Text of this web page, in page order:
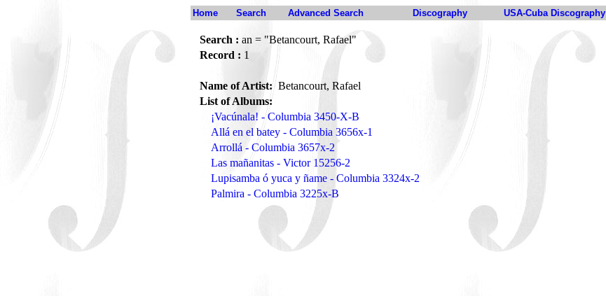
Home Search Advanced Search Discography USA-Cuba Discography
Search : an = "Betancourt, Rafael"
Record : 1
Name of Artist:Betancourt, Rafael
List of Albums:
¡Vacúnala! - Columbia 3450-X-B
Allá en el batey - Columbia 3656x-1
Arrollá - Columbia 3657x-2
Las mañanitas - Victor 15256-2
Lupisamba ó yuca y ñame - Columbia 3324x-2
Palmira - Columbia 3225x-B